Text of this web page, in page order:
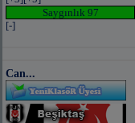
Saygınlık 97
[-]
Can...